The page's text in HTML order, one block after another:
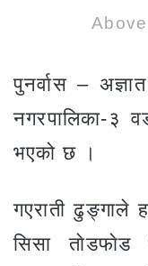
पुनर्वास –
नगरपालिका-३
भएको छ ।
गएराती ढुङ्गाले
सिसा ताेडफाेड